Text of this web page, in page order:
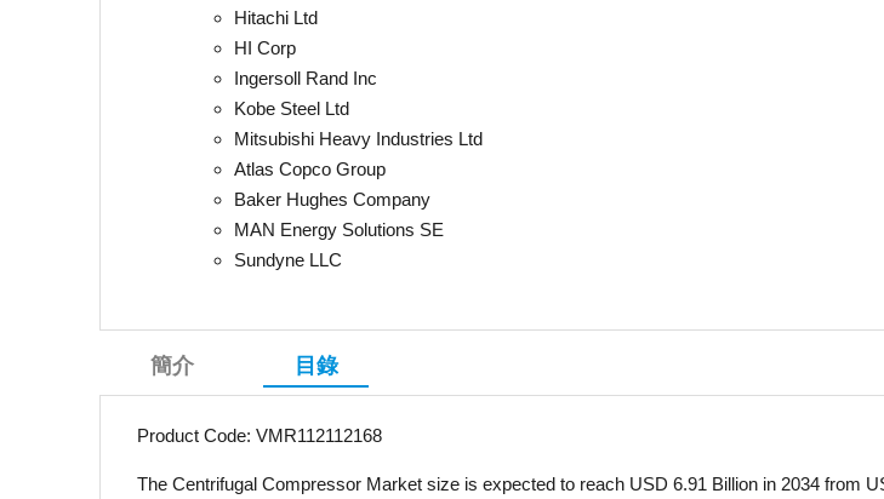
Hitachi Ltd
HI Corp
Ingersoll Rand Inc
Kobe Steel Ltd
Mitsubishi Heavy Industries Ltd
Atlas Copco Group
Baker Hughes Company
MAN Energy Solutions SE
Sundyne LLC
簡介 目錄
Product Code: VMR112112168
The Centrifugal Compressor Market size is expected to reach USD 6.91 Billion in 2034 from